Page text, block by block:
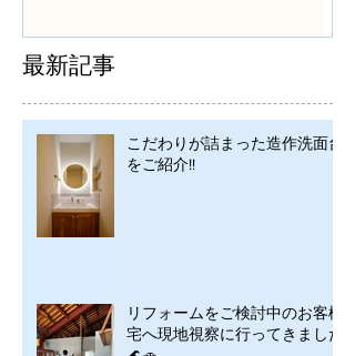
最新記事
こだわりが詰まった造作洗面台
をご紹介!!
リフォームをご検討中のお客様
宅へ現地視察に行ってきました